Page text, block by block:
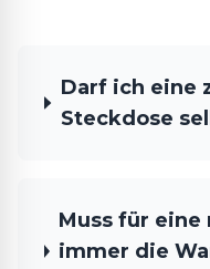
Darf ich eine
Steckdose
Muss für eine
immer die